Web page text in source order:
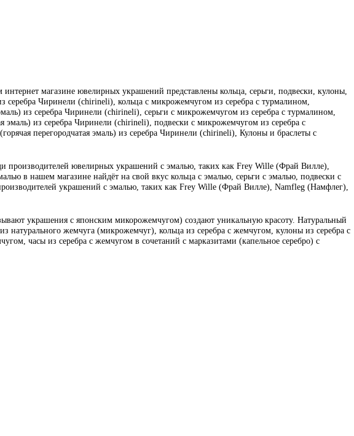
магазине ювелирных украшений представлены кольца, серьги, подвески, кулоны,
серебра Чиринели (chirineli), кольца с микрожемчугом из серебра с турмалином,
из серебра Чиринели (chirineli), серьги с микрожемчугом из серебра с турмалином,
эмаль) из серебра Чиринели (chirineli), подвески с микрожемчугом из серебра с
перегородчатая эмаль) из серебра Чиринели (chirineli), Кулоны и браслеты с
производителей ювелирных украшений с эмалью, таких как Frey Wille (Фрай Вилле),
в нашем магазине найдёт на свой вкус кольца с эмалью, серьги с эмалью, подвески с
украшений с эмалью, таких как Frey Wille (Фрай Вилле), Namfleg (Намфлег),
украшения с японским микорожемчугом) создают уникальную красоту. Натуральный
жемчуга (микрожемчуг), кольца из серебра с жемчугом, кулоны из серебра с
часы из серебра с жемчугом в сочетаний с марказитами (капельное серебро) с